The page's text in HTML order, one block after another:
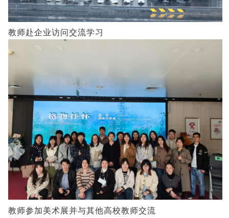
教师赴企业访问交流学习
教师参加美术展并与其他高校教师交流